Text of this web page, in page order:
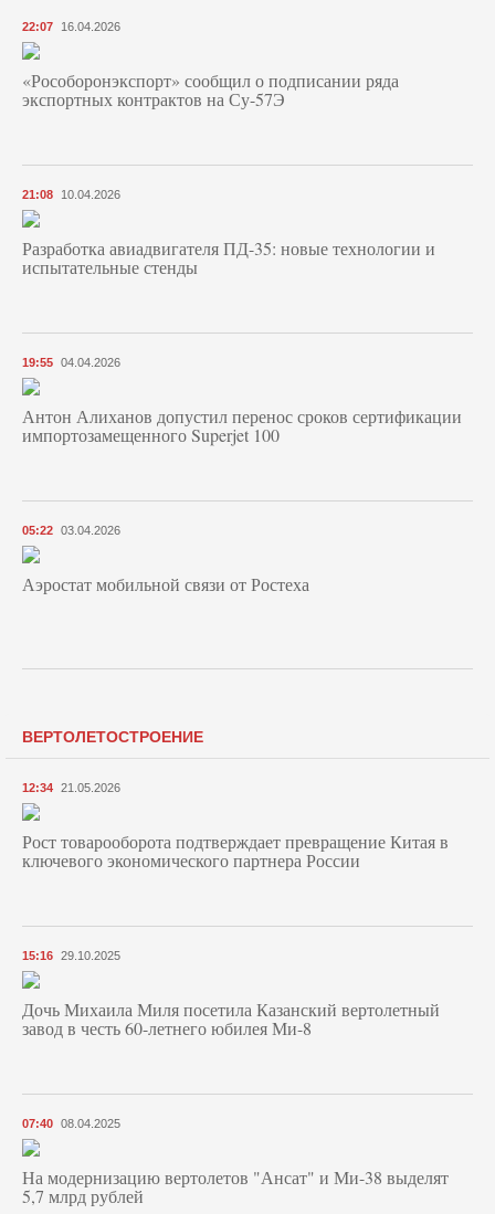
22:07 16.04.2026
«Рособоронэкспорт» сообщил о подписании ряда
экспортных контрактов на Су-57Э
21:08 10.04.2026
Разработка авиадвигателя ПД-35: новые технологии и
испытательные стенды
19:55 04.04.2026
Антон Алиханов допустил перенос сроков сертификации
импортозамещенного Superjet 100
05:22 03.04.2026
Аэростат мобильной связи от Ростеха
ВЕРТОЛЕТОСТРОЕНИЕ
12:34 21.05.2026
Рост товарооборота подтверждает превращение Китая в
ключевого экономического партнера России
15:16 29.10.2025
Дочь Михаила Миля посетила Казанский вертолетный
завод в честь 60-летнего юбилея Ми-8
07:40 08.04.2025
На модернизацию вертолетов "Ансат" и Ми-38 выделят
5,7 млрд рублей